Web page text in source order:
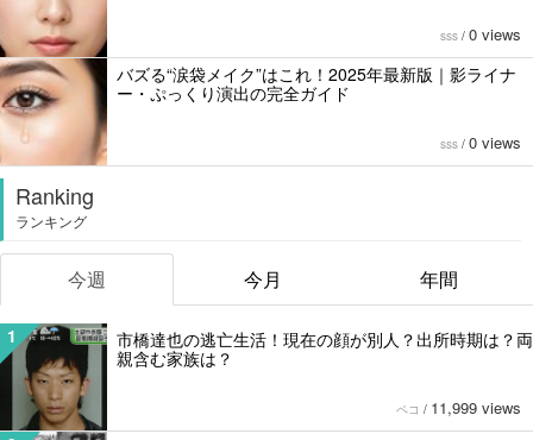
sss / 0 views
バズる“涙袋メイク”はこれ！2025年最新版｜影ライナ
ー・ぷっくり演出の完全ガイド
sss / 0 views
Ranking
ランキング
今週 今月 年間
1
市橋達也の逃亡生活！現在の顔が別人？出所時期は？両
親含む家族は？
ペコ / 11,999 views